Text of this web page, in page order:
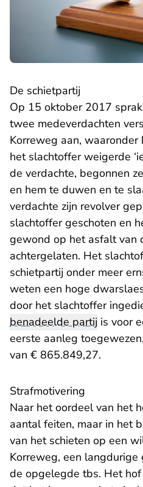
De schietpartij
Op 15 oktober 2017 sprak
twee medeverdachten
Korreweg aan,
het slachtoffer weigerde
de verdachte, begonnen
en hem te duwen en te
verdachte zijn revolver
slachtoffer geschoten en
gewond op het asfalt van
achtergelaten. Het
schietpartij onder meer
weten een hoge
door het slachtoffer
benadeelde partij is voor
eerste aanleg
van € 865.849,27.
Strafmotivering
Naar het oordeel van het
aantal feiten, maar in het
van het schieten op een
Korreweg, een
de opgelegde tbs. Het